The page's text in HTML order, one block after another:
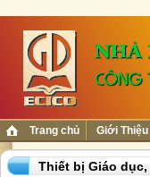
Trang chủ Giới Thiệu
Thiết bị Giáo dục,